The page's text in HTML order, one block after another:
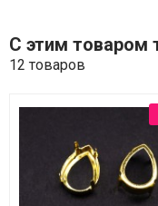
С этим товаром
12 товаров